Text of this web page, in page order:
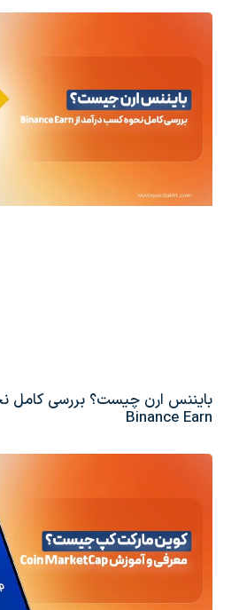
بایننس ارن چیست؟ بررسی کامل
Binance Earn